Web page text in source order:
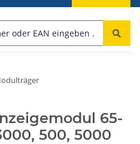
65-
500, 5000